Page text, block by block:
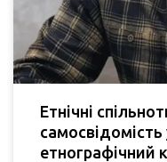
Етнічні
самосвідомість
етнографічний